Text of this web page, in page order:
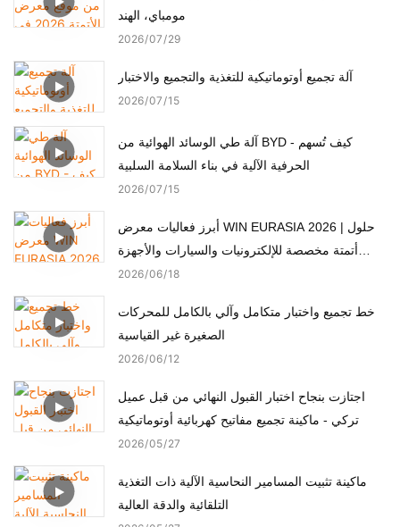
مومباي، الهند
2026 07 29
آلة تجميع أوتوماتيكية للتغذية والتجميع والاختبار
2026 07 15
آلة طي الوسائد الهوائية من BYD - كيف تُسهم
الحرفية الآلية في بناء السلامة السلبية
2026 07 15
أبرز فعاليات معرض WIN EURASIA 2026 | حلول
أتمتة مخصصة للإلكترونيات والسيارات والأجهزة
الطبية والمحركات
2026 06 18
خط تجميع واختبار متكامل وآلي بالكامل للمحركات
الصغيرة غير القياسية
2026 06 12
اجتازت بنجاح اختبار القبول النهائي من قبل عميل
تركي - ماكينة تجميع مفاتيح كهربائية أوتوماتيكية
2026 05 27
ماكينة تثبيت المسامير النحاسية الآلية ذات التغذية
التلقائية والدقة العالية